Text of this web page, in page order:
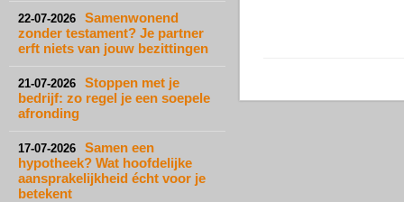
22-07-2026
Samenwonend
zonder testament? Je partner
erft niets van jouw bezittingen
21-07-2026
Stoppen met je
bedrijf: zo regel je een soepele
afronding
17-07-2026
Samen een
hypotheek? Wat hoofdelijke
aansprakelijkheid écht voor je
betekent